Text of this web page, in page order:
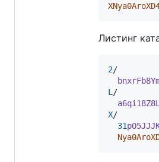
Листинг
2/
L /
X/
31